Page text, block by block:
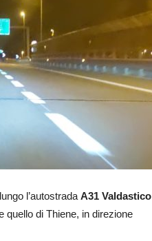
l’autostrada A31 Valdastico
quello di Thiene, in direzione